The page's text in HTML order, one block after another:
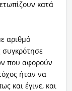
κατά
αριθμό
που αφορούν
ήταν να
και έγινε, και